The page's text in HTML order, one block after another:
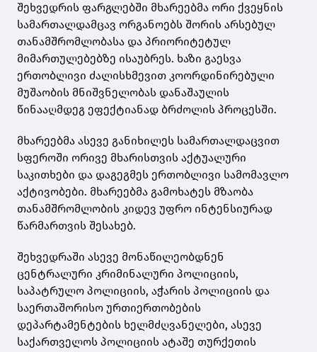
შეხვედრის ფარგლებში მხარეებმა ორი ქვეყნის
სამართალდამცავ ორგანოებს შორის არსებულ
თანამშრომლობასა და პრიორიტეტულ
მიმართულებებზე ისაუბრეს. ხაზი გაესვა
ერთობლივი ძალისხმევით კოორდინირებული
მუშაობის მნიშვნელობას დანაშაულის
წინააღმდეგ ეფექტიანად ბრძოლის პროცესში.
მხარეებმა ასევე განიხილეს სამართალდაცვით
სფეროში ორივე მხარისთვის აქტუალური
საკითხები და დაგეგმეს ერთობლივი სამომავლო
აქტივობები. მხარეებმა გამოხატეს მზაობა
თანამშრომლობის კიდევ უფრო ინტენსიურად
წარმართვის შესახებ.
შეხვედრაში ასევე მონაწილეობდნენ
ცენტრალური კრიმინალური პოლიციის,
საპატრულო პოლიციის, აჭარის პოლიციის და
საერთაშორისო ურთიერთობების
დეპარტამენტების ხელმძღვანელები, ასევე
საქართველოს პოლიციის ატაშე თურქეთის